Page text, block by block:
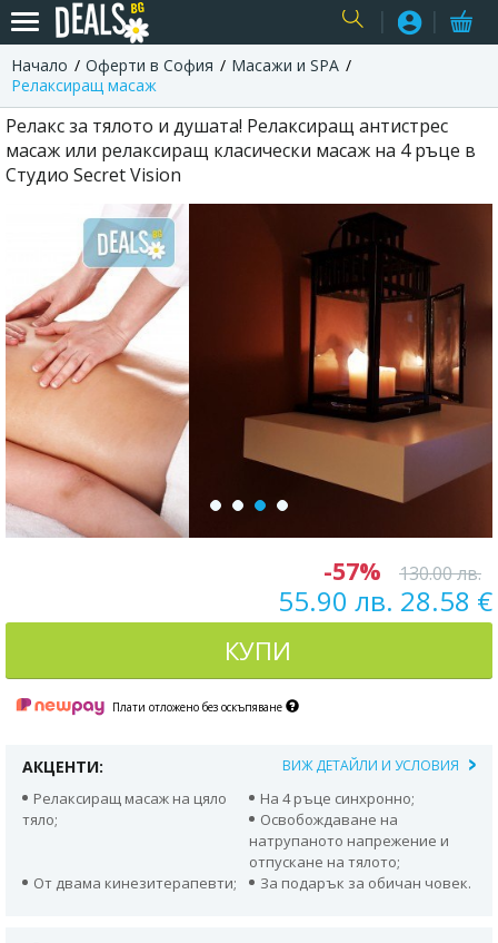
Начало Оферти в София
Масажи и SPA
Релаксиращ масаж
Релакс за тялото и душата! Релаксиращ антистрес
масаж или релаксиращ класически масаж на 4 ръце в
Студио Secret Vision
-57% 130.00 лв.
55.90 лв. 28.58 €
КУПИ
Плати отложено без оскъпяване
АКЦЕНТИ: ВИЖ ДЕТАЙЛИ И УСЛОВИЯ
Релаксиращ масаж на цяло
тяло;
На 4 ръце синхронно;
Освобождаване на
натрупаното напрежение и
отпускане на тялото;
От двама кинезитерапевти;
За подарък за обичан човек.